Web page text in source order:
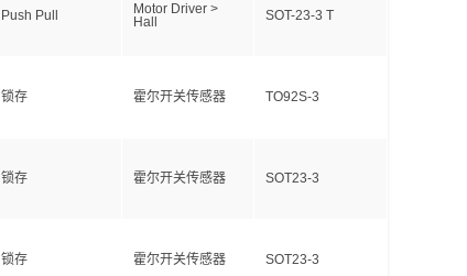
Push Pull
Motor Driver >
Hall
SOT-23-3 T
锁存 霍尔开关传感器 TO92S-3
锁存 霍尔开关传感器 SOT23-3
锁存 霍尔开关传感器 SOT23-3